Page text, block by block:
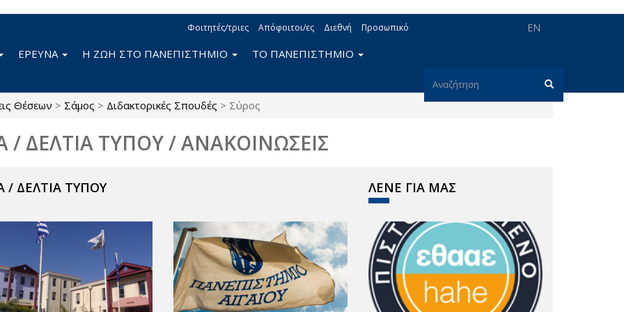
EN
Φοιτητές/τριες Απόφοιτοι/ες Διεθνή Προσωπικό
Φόρμα
ΕΡΕΥΝΑ Η ΖΩΗ ΣΤΟ ΠΑΝΕΠΙΣΤΗΜΙΟ ΤΟ ΠΑΝΕΠΙΣΤΗΜΙΟ
Θέσεων > Σάμος > Διδακτορικές Σπουδές > Σύρος
/ ΔΕΛΤΙΑ ΤΥΠΟΥ / ΑΝΑΚΟΙΝΩΣΕΙΣ
/ ΔΕΛΤΙΑ ΤΥΠΟΥ ΛΕΝΕ ΓΙΑ ΜΑΣ